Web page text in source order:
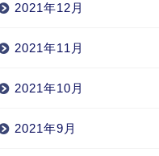
2021年12月
2021年11月
2021年10月
2021年9月